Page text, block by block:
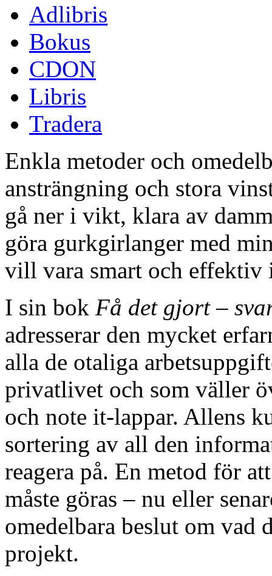
Adlibris
Bokus
CDON
Libris
Tradera
Enkla metoder och
ansträngning och stora
gå ner i vikt, klara av
göra gurkgirlanger med
vill vara smart och effektiv
I sin bok Få det gjort –
adresserar den mycket
alla de otaliga
privatlivet och som väller
och note it-lappar. Allens
sortering av all den
reagera på. En metod för
måste göras – nu eller
omedelbara beslut om vad
projekt.